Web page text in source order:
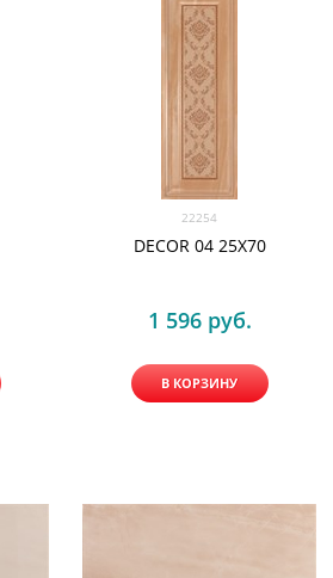
22254
DECOR 04 25X70
1 596 руб.
В КОРЗИНУ